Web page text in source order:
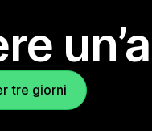
tre giorni